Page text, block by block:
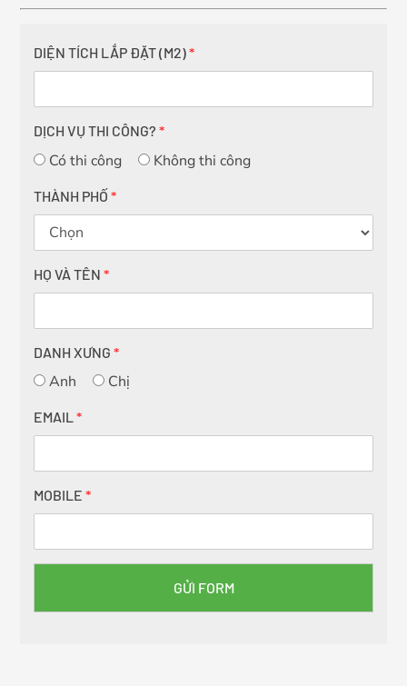
DIỆN TÍCH LẮP ĐẶT (M2)*
DỊCH VỤ THI CÔNG?*
Có thi công Không thi công
THÀNH PHỐ*
HỌ VÀ TÊN*
DANH XƯNG*
Anh Chị
EMAIL*
MOBILE*